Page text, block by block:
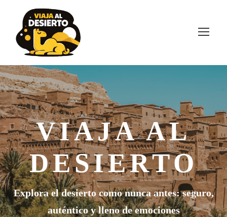
VIAJA AL
DESIERTO
Explora el desierto como nunca antes: seguro,
auténtico y lleno de emociones